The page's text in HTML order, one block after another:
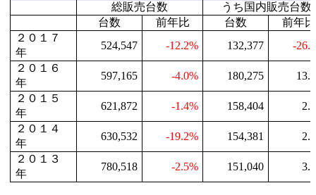
総販売台数
うち国内販売台数
台数
前年比 台数
前年比
２０１７
年
524,547 -12.2% 132,377
-
２０１６
年
597,165 -4.0% 180,275
２０１５
年
621,872 -1.4% 158,404
２０１４
年
630,532 -19.2% 154,381
２０１３
年
780,518 -2.5% 151,040